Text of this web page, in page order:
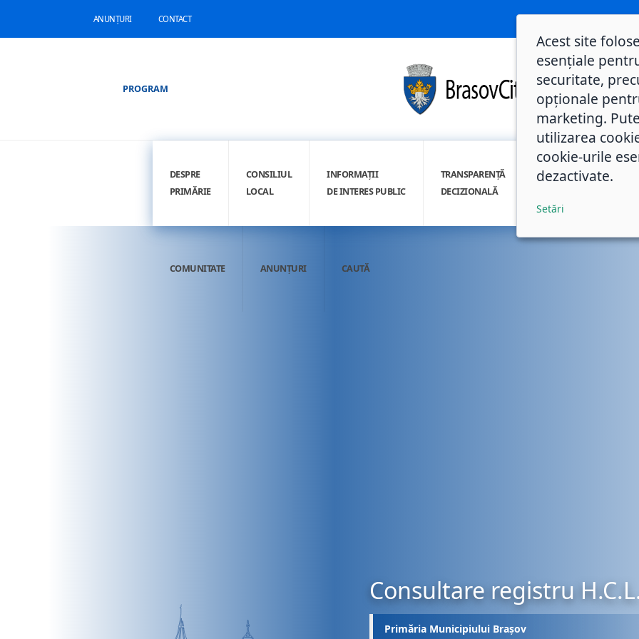
ANUNȚURI CONTACT
PROGRAM
DESPRE
PRIMĂRIE
CONSILIUL
LOCAL
INFORMAȚII
DE INTERES PUBLIC
TRANSPARENȚĂ
DECIZIONALĂ
INTEGRITATE
COMUNITATE ANUNȚURI CAUTĂ
Consultare registru
Primăria Municipiului Brașov
Acest site
esențiale
securitate,
opționale
marketing.
utilizarea
cookie-urile
dezactivate.
Setări